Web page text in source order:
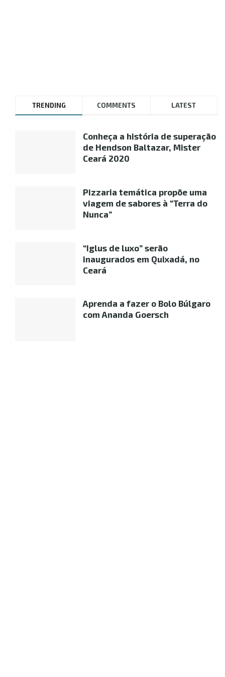
TRENDING COMMENTS LATEST
Conheça a história de superação
de Hendson Baltazar, Mister
Ceará 2020
Pizzaria temática propõe uma
viagem de sabores à “Terra do
Nunca”
“Iglus de luxo” serão
inaugurados em Quixadá, no
Ceará
Aprenda a fazer o Bolo Búlgaro
com Ananda Goersch